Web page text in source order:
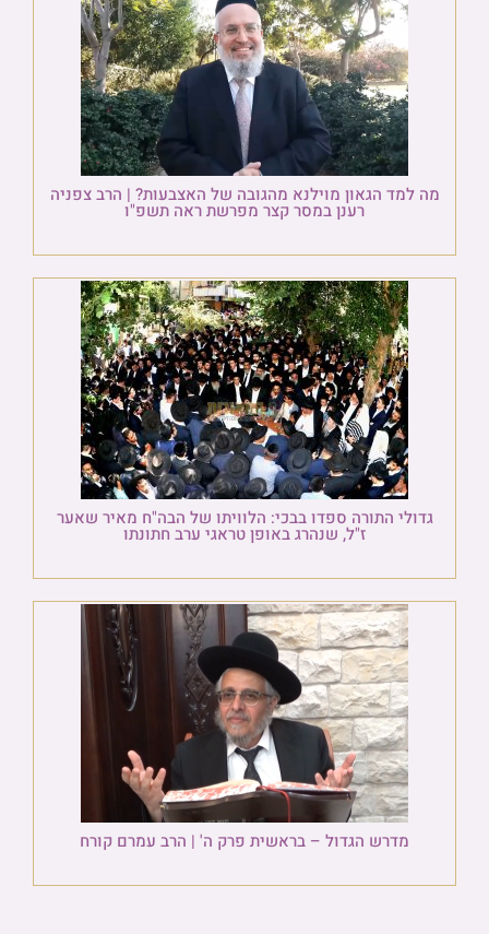
מה למד הגאון מוילנא מהגובה של האצבעות? | הרב צפניה
רענן במסר קצר מפרשת ראה תשפ"ו
גדולי התורה ספדו בבכי: הלוויתו של הבה"ח מאיר שאער
ז"ל, שנהרג באופן טראגי ערב חתונתו
מדרש הגדול – בראשית פרק ה' | הרב עמרם קורח